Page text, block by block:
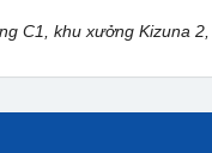
C1, khu xưởng Kizuna